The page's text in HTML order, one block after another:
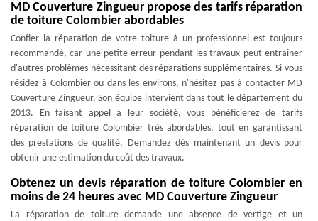
MD Couverture Zingueur propose des tarifs réparation
de toiture Colombier abordables
Confier la réparation de votre toiture à un professionnel est toujours
recommandé, car une petite erreur pendant les travaux peut entraîner
d'autres problèmes nécessitant des réparations supplémentaires. Si vous
résidez à Colombier ou dans les environs, n'hésitez pas à contacter MD
Couverture Zingueur. Son équipe intervient dans tout le département du
2013. En faisant appel à leur société, vous bénéficierez de tarifs
réparation de toiture Colombier très abordables, tout en garantissant
des prestations de qualité. Demandez dès maintenant un devis pour
obtenir une estimation du coût des travaux.
Obtenez un devis réparation de toiture Colombier en
moins de 24 heures avec MD Couverture Zingueur
La réparation de toiture demande une absence de vertige et un